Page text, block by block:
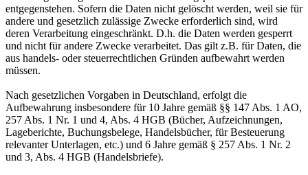
entgegenstehen. Sofern die Daten nicht gelöscht werden, weil sie für
andere und gesetzlich zulässige Zwecke erforderlich sind, wird
deren Verarbeitung eingeschränkt. D.h. die Daten werden gesperrt
und nicht für andere Zwecke verarbeitet. Das gilt z.B. für Daten, die
aus handels- oder steuerrechtlichen Gründen aufbewahrt werden
müssen.
Nach gesetzlichen Vorgaben in Deutschland, erfolgt die
Aufbewahrung insbesondere für 10 Jahre gemäß §§ 147 Abs. 1 AO,
257 Abs. 1 Nr. 1 und 4, Abs. 4 HGB (Bücher, Aufzeichnungen,
Lageberichte, Buchungsbelege, Handelsbücher, für Besteuerung
relevanter Unterlagen, etc.) und 6 Jahre gemäß § 257 Abs. 1 Nr. 2
und 3, Abs. 4 HGB (Handelsbriefe).